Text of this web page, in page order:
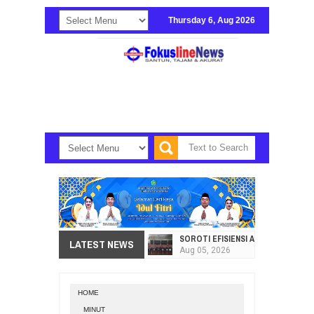
Thursday 6, Aug 2026
LATEST NEWS SOROTI EFISIENSI APBD, DPRD
Aug 05, 2026
HOME
MINUT